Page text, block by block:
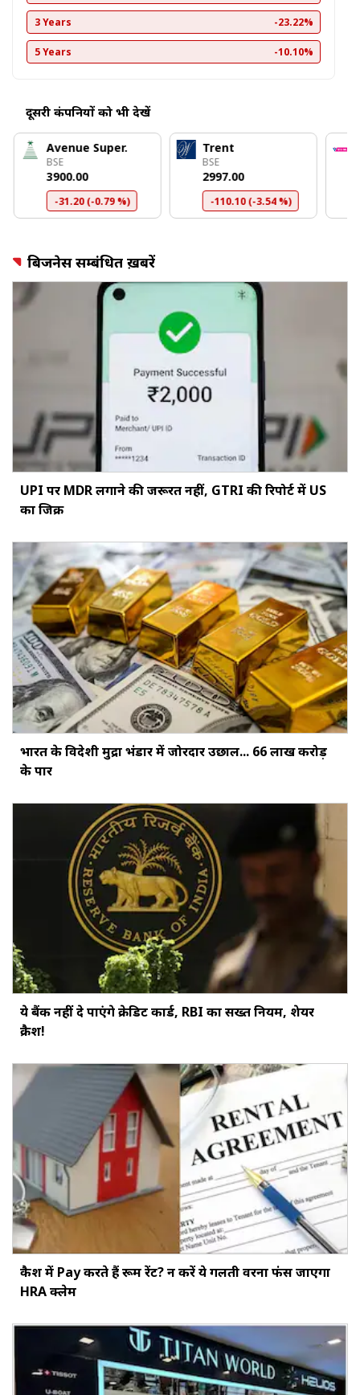
3 Years -23.22%
5 Years -10.10%
दूसरी कंपनियों को भी देखें
Avenue Super.
BSE
₹3900.00
-31.20 (-0.79 %)
Trent
BSE
₹2997.00
-110.10 (-3.54 %)
बिजनेस सम्बंधित ख़बरें
UPI पर MDR लगाने की जरूरत नहीं, GTRI की रिपोर्ट में US
का जिक्र
भारत के विदेशी मुद्रा भंडार में जोरदार उछाल... ₹66 लाख करोड़
के पार
ये बैंक नहीं दे पाएंगे क्रेडिट कार्ड, RBI का सख्‍त नियम, शेयर
क्रैश!
कैश में Pay करते हैं रूम रेंट? न करें ये गलती वरना फंस जाएगा
HRA क्लेम